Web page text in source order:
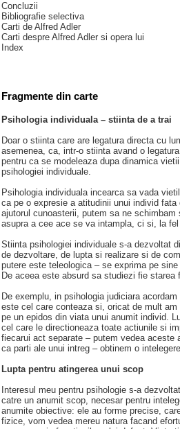
Concluzii
Bibliografie selectiva
Carti de Alfred Adler
Carti despre Alfred Adler si opera lui
Index
Fragmente din carte
Psihologia individuala – stiinta de a trai
Doar o stiinta care are legatura directa cu
asemenea, ca, intr-o stiinta avand o
pentru ca se modeleaza dupa dinamica
psihologiei individuale.
Psihologia individuala incearca sa vada
ca pe o expresie a atitudinii unui individ
ajutorul cunoasterii, putem sa ne
asupra a cee ace se va intampla, ci si, la
Stiinta psihologiei individuale s-a dezvoltat
de dezvoltare, de lupta si realizare si de
putere este teleologica – se exprima pe
De aceea este absurd sa studiezi fie
De exemplu, in psihologia judiciara
este cel care conteaza si, oricat de mult
pe un epidos din viata unui anumit individ.
cel care le directioneaza toate actiunile si
fiecarui act separate – putem vedea
ca parti ale unui intreg – obtinem o
Lupta pentru atingerea unui scop
Interesul meu pentru psihologie s-a
catre un anumit scop, necesar pentru
anumite obiective: ele au forme precise,
fizice, vom vedea mereu natura facand